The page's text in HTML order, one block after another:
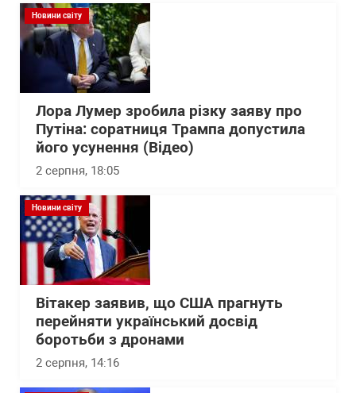
Новини світу
Лора Лумер зробила різку заяву про
Путіна: соратниця Трампа допустила
його усунення (Відео)
2 серпня, 18:05
Новини світу
Вітакер заявив, що США прагнуть
перейняти український досвід
боротьби з дронами
2 серпня, 14:16